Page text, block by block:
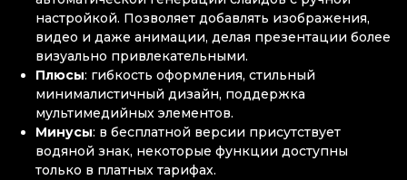
настройкой. Позволяет добавлять изображения,
видео и даже анимации, делая презентации более
визуально привлекательными.
Плюсы: гибкость оформления, стильный
минималистичный дизайн, поддержка
мультимедийных элементов.
Минусы: в бесплатной версии присутствует
водяной знак, некоторые функции доступны
только в платных тарифах.